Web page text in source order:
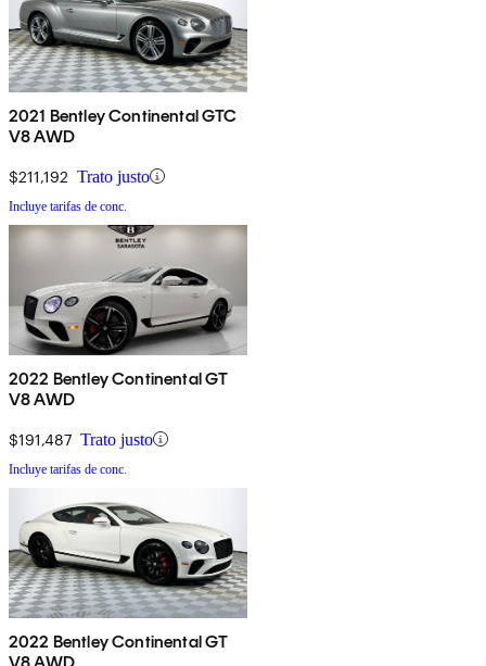
2021 Bentley Continental GTC
V8 AWD
$211,192 Trato justo
Incluye tarifas de conc.
2022 Bentley Continental GT
V8 AWD
$191,487 Trato justo
Incluye tarifas de conc.
2022 Bentley Continental GT